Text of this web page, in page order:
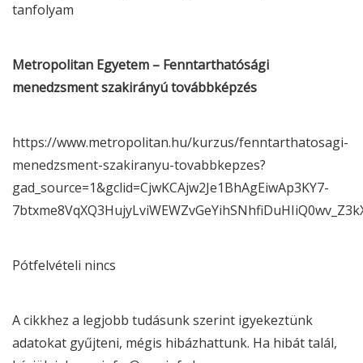
tanfolyam
Metropolitan Egyetem – Fenntarthatósági
menedzsment szakirányú továbbképzés
https://www.metropolitan.hu/kurzus/fenntarthatosagi-
menedzsment-szakiranyu-tovabbkepzes?
gad_source=1&gclid=CjwKCAjw2Je1BhAgEiwAp3KY7-
Pótfelvételi nincs
A cikkhez a legjobb tudásunk szerint igyekeztünk
adatokat gyűjteni, mégis hibázhattunk. Ha hibát talál,